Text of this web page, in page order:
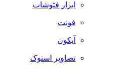
ابزار فتوشاپ
فونت
آیکون
تصاویر استوک